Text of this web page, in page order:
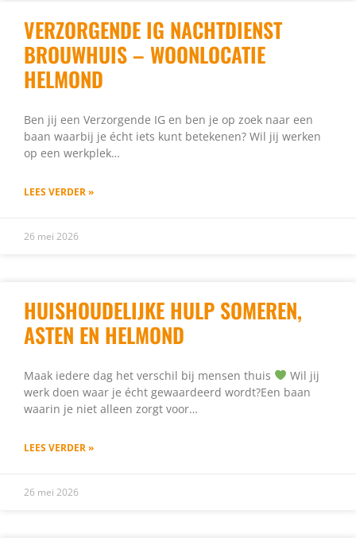
VERZORGENDE IG NACHTDIENST
BROUWHUIS – WOONLOCATIE
HELMOND
Ben jij een Verzorgende IG en ben je op zoek naar een
baan waarbij je écht iets kunt betekenen? Wil jij werken
op een werkplek…
LEES VERDER »
26 mei 2026
HUISHOUDELIJKE HULP SOMEREN,
ASTEN EN HELMOND
Maak iedere dag het verschil bij mensen thuis
Wil jij
werk doen waar je écht gewaardeerd wordt?Een baan
waarin je niet alleen zorgt voor…
LEES VERDER »
26 mei 2026